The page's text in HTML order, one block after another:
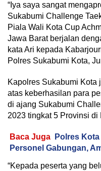
“Iya saya sangat
Sukabumi Challenge
Piala Wali Kota Cup
Jawa Barat berjalan
kata Ari kepada
Polres Sukabumi Kota,
Kapolres Sukabumi Kota
atas keberhasilan para
di ajang Sukabumi
2023 tingkat 5 Provinsi di
Baca Juga
Polres
Personel Gabungan,
“Kepada peserta yang